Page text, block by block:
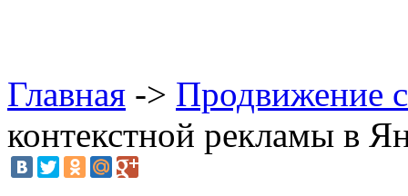
Главная -> Продвижение
контекстной рекламы в